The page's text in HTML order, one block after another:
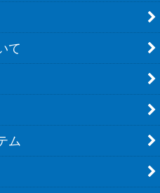
て
ム